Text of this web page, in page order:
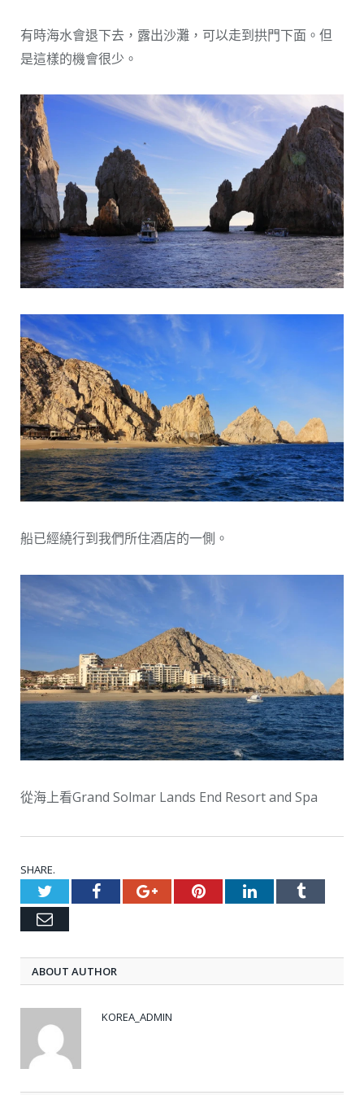
有時海水會退下去，露出沙灘，可以走到拱門下面。但
是這樣的機會很少。
船已經繞行到我們所住酒店的一側。
從海上看Grand Solmar Lands End Resort and Spa
SHARE.
TwitterFacebookGoogle+PinterestLinkedInTumblr
Email
ABOUT AUTHOR
KOREA_ADMIN